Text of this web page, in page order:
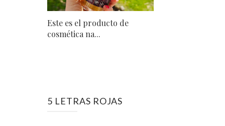
Este es el producto de
cosmética na...
5 LETRAS ROJAS